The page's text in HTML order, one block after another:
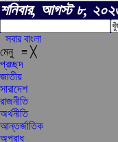
শনিবার, আগস্ট ৮,
সবার বাংলা
মেনু ≡ ╳
প্রচ্ছদ
জাতীয়
সারাদেশ
রাজনীতি
অর্থনীতি
আন্তর্জাতিক
অপরাধ